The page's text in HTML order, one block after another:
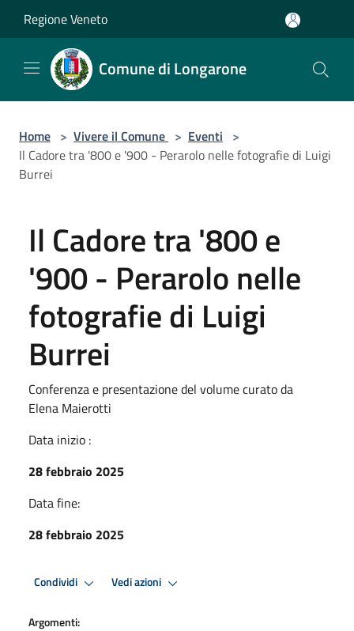
Regione Veneto
Comune di Longarone
Home > Vivere il Comune > Eventi >
Il Cadore tra '800 e '900 - Perarolo nelle fotografie di Luigi
Burrei
Il Cadore tra '800 e
'900 - Perarolo nelle
fotografie di Luigi
Burrei
Conferenza e presentazione del volume curato da
Elena Maierotti
Data inizio :
28 febbraio 2025
Data fine:
28 febbraio 2025
Condividi Vedi azioni
Argomenti: